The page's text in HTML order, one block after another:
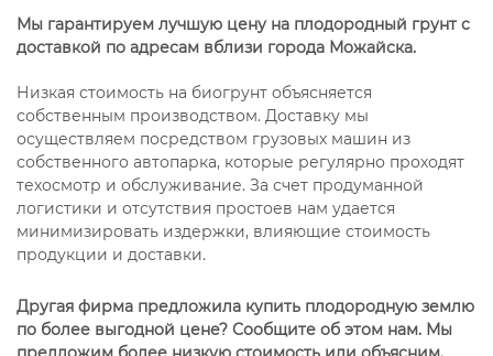
Мы гарантируем лучшую цену на плодородный грунт с
доставкой по адресам вблизи города Можайска.
Низкая стоимость на биогрунт объясняется
собственным производством. Доставку мы
осуществляем посредством грузовых машин из
собственного автопарка, которые регулярно проходят
техосмотр и обслуживание. За счет продуманной
логистики и отсутствия простоев нам удается
минимизировать издержки, влияющие стоимость
продукции и доставки.
Другая фирма предложила купить плодородную землю
по более выгодной цене? Сообщите об этом нам. Мы